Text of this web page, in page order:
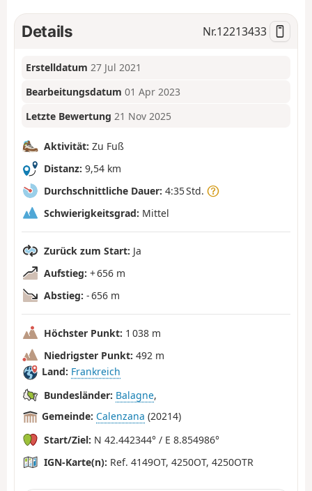
Details Nr.12213433
Erstelldatum 27 Jul 2021
Bearbeitungsdatum 01 Apr 2023
Letzte Bewertung 21 Nov 2025
Aktivität: Zu Fuß
Distanz: 9,54 km
Durchschnittliche Dauer: 4:35 Std.
Schwierigkeitsgrad: Mittel
Zurück zum Start: Ja
Aufstieg: + 656 m
Abstieg: - 656 m
Höchster Punkt: 1 038 m
Niedrigster Punkt: 492 m
Land: Frankreich
Bundesländer: Balagne,
Gemeinde: Calenzana (20214)
Start/Ziel: N 42.442344° / E 8.854986°
IGN-Karte(n): Ref. 4149OT, 4250OT, 4250OTR